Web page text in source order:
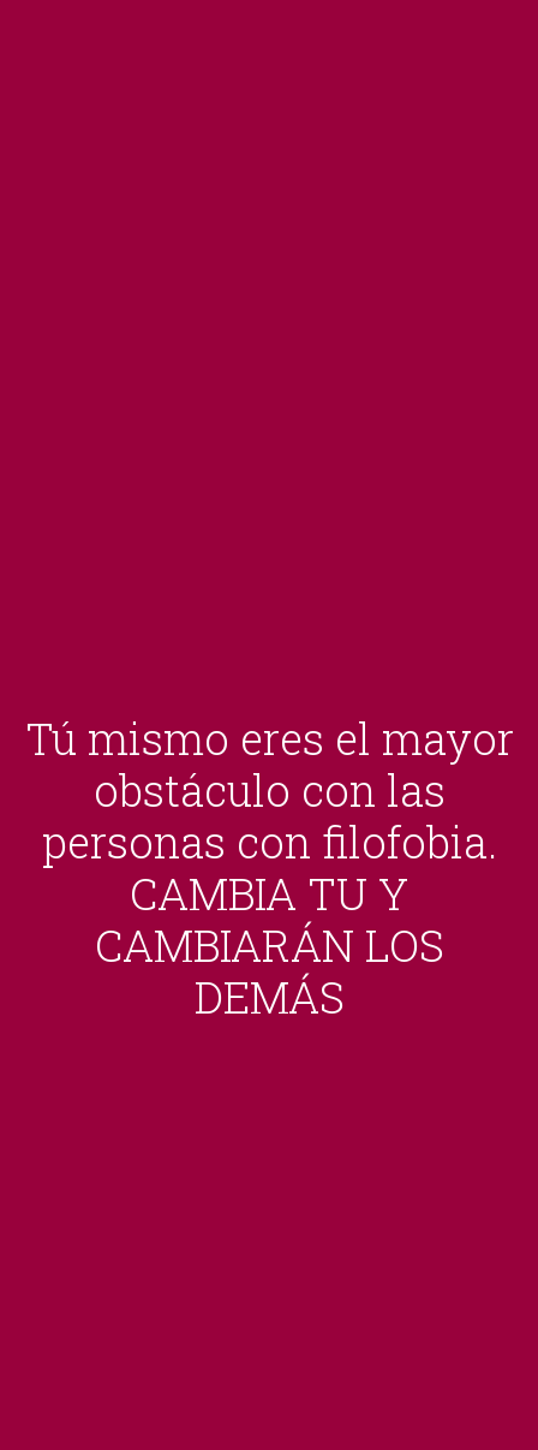
Tú mismo eres el mayor
obstáculo con las
personas con filofobia.
CAMBIA TU Y
CAMBIARÁN LOS
DEMÁS